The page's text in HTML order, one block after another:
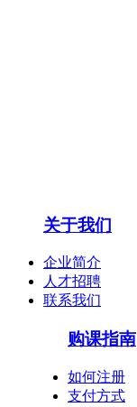
陈印
古"。 建造师...
关于我们
企业简介
人才招聘
联系我们
购课指南
如何注册
支付方式